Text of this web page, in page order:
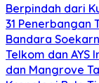
Berpindah dari
31 Penerbangan
Bandara
Telkom dan AYS
dan Mangrove